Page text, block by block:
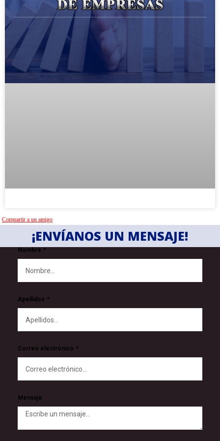
Compartir a un amigo
¡ENVÍANOS UN MENSAJE!
Nombre
Apellidos
Correo electrónico
Mensaje